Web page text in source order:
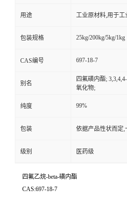
用途 工业原材料,用于工
包装规格 25kg/200kg/5kg/1kg
CAS编号 697-18-7
别名
四氟磺内酯;
氧化物;
纯度 99%
包装 依据产品性状而定,
级别 医药级
四氟乙烷-beta-磺内酯
CAS:697-18-7